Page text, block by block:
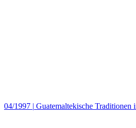
04/1997 | Guatemaltekische Traditionen